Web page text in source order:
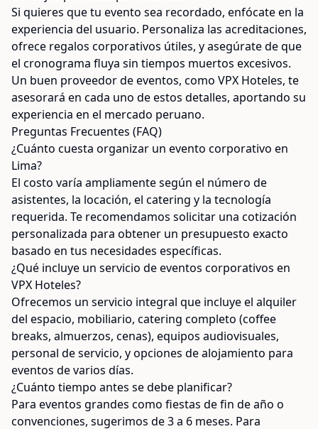
Si quieres que tu evento sea recordado, enfócate en la
experiencia del usuario. Personaliza las acreditaciones,
ofrece regalos corporativos útiles, y asegúrate de que
el cronograma fluya sin tiempos muertos excesivos.
Un buen proveedor de eventos, como VPX Hoteles, te
asesorará en cada uno de estos detalles, aportando su
experiencia en el mercado peruano.
Preguntas Frecuentes (FAQ)
¿Cuánto cuesta organizar un evento corporativo en
Lima?
El costo varía ampliamente según el número de
asistentes, la locación, el catering y la tecnología
requerida. Te recomendamos solicitar una cotización
personalizada para obtener un presupuesto exacto
basado en tus necesidades específicas.
¿Qué incluye un servicio de eventos corporativos en
VPX Hoteles?
Ofrecemos un servicio integral que incluye el alquiler
del espacio, mobiliario, catering completo (coffee
breaks, almuerzos, cenas), equipos audiovisuales,
personal de servicio, y opciones de alojamiento para
eventos de varios días.
¿Cuánto tiempo antes se debe planificar?
Para eventos grandes como fiestas de fin de año o
convenciones, sugerimos de 3 a 6 meses. Para